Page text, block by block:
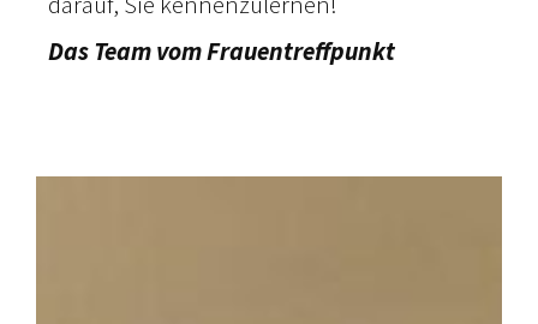
Das Team vom Frauentreffpunkt